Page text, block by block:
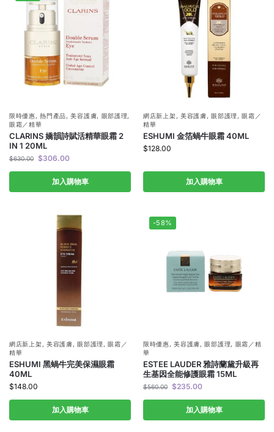
限時優惠,熱門產品,美容護膚, 眼部護理,
眼霜／精華
CLARINS 嬌韻詩賦活精華眼霜 2
IN 1 20ML
$630.00 $306.00
加入購物車
網店新上架, 美容護膚,眼部護理 ,眼霜／
精華
ESHUMI 金箔蝸牛眼霜 40ML
$128.00
加入購物車
網店新上架, 美容護膚,眼部護理 ,眼霜／
精華
ESHUMI 黑蝸牛完美保濕眼霜
40ML
$148.00
加入購物車
-58%
限時優惠,美容護膚,眼部護理, 眼霜／精
華
ESTEE LAUDER 雅詩蘭黛升級再
生基因全能修護眼霜 15ML
$560.00 $235.00
加入購物車